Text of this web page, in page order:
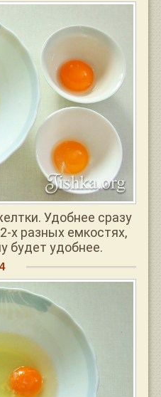
Удобнее сразу
х разных емкостях,
будет удобнее.